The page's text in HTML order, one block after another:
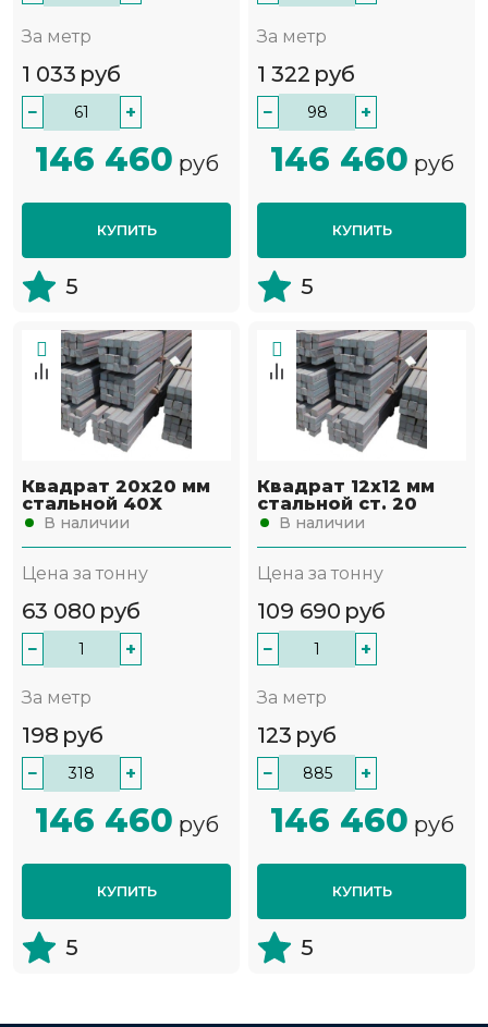
За метр
1 033 руб
− +
146 460 руб
КУПИТЬ
5
За метр
1 322 руб
− +
146 460 руб
КУПИТЬ
5
Квадрат 20х20 мм
стальной 40Х
В наличии
Цена за тонну
63 080 руб
− +
За метр
198 руб
− +
146 460 руб
КУПИТЬ
5
Квадрат 12х12 мм
стальной ст. 20
В наличии
Цена за тонну
109 690 руб
− +
За метр
123 руб
− +
146 460 руб
КУПИТЬ
5